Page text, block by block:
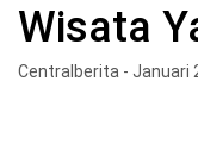
KOTA
BANDAR
DPRD
PROVINSI
LAMPUNG
SUMSEL
Wisata
Centralberita - Januari